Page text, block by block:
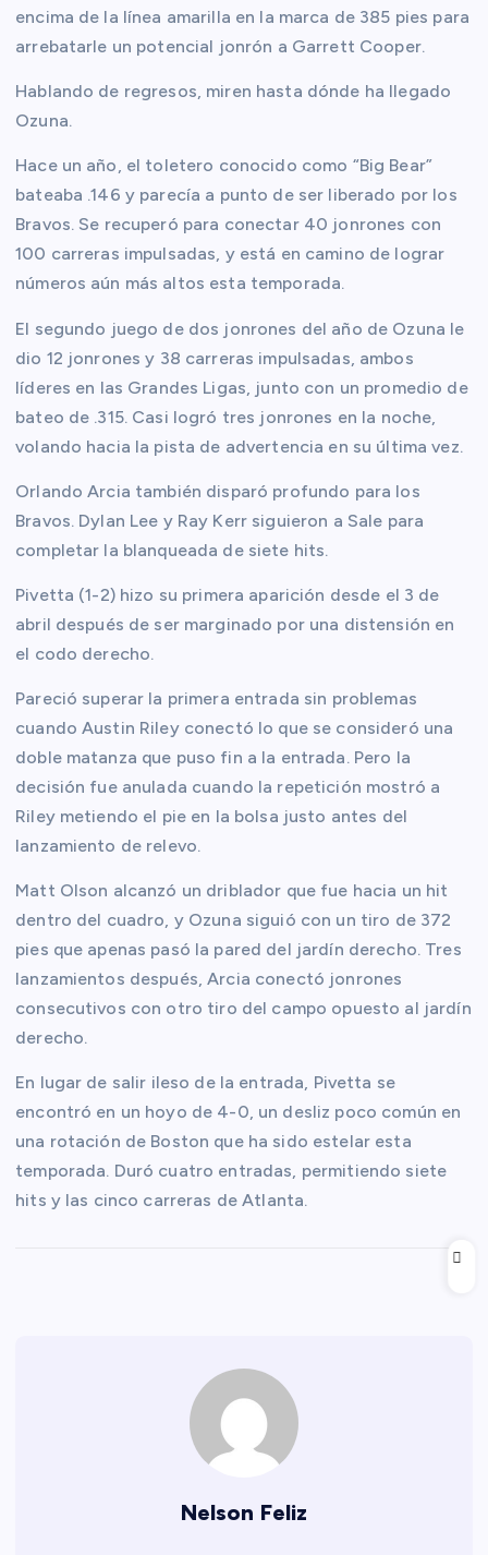
encima de la línea amarilla en la marca de 385 pies para
arrebatarle un potencial jonrón a Garrett Cooper.
Hablando de regresos, miren hasta dónde ha llegado
Ozuna.
Hace un año, el toletero conocido como “Big Bear”
bateaba .146 y parecía a punto de ser liberado por los
Bravos. Se recuperó para conectar 40 jonrones con
100 carreras impulsadas, y está en camino de lograr
números aún más altos esta temporada.
El segundo juego de dos jonrones del año de Ozuna le
dio 12 jonrones y 38 carreras impulsadas, ambos
líderes en las Grandes Ligas, junto con un promedio de
bateo de .315. Casi logró tres jonrones en la noche,
volando hacia la pista de advertencia en su última vez.
Orlando Arcia también disparó profundo para los
Bravos. Dylan Lee y Ray Kerr siguieron a Sale para
completar la blanqueada de siete hits.
Pivetta (1-2) hizo su primera aparición desde el 3 de
abril después de ser marginado por una distensión en
el codo derecho.
Pareció superar la primera entrada sin problemas
cuando Austin Riley conectó lo que se consideró una
doble matanza que puso fin a la entrada. Pero la
decisión fue anulada cuando la repetición mostró a
Riley metiendo el pie en la bolsa justo antes del
lanzamiento de relevo.
Matt Olson alcanzó un driblador que fue hacia un hit
dentro del cuadro, y Ozuna siguió con un tiro de 372
pies que apenas pasó la pared del jardín derecho. Tres
lanzamientos después, Arcia conectó jonrones
consecutivos con otro tiro del campo opuesto al jardín
derecho.
En lugar de salir ileso de la entrada, Pivetta se
encontró en un hoyo de 4-0, un desliz poco común en
una rotación de Boston que ha sido estelar esta
temporada. Duró cuatro entradas, permitiendo siete
hits y las cinco carreras de Atlanta.
Nelson Feliz